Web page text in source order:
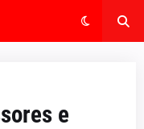
e